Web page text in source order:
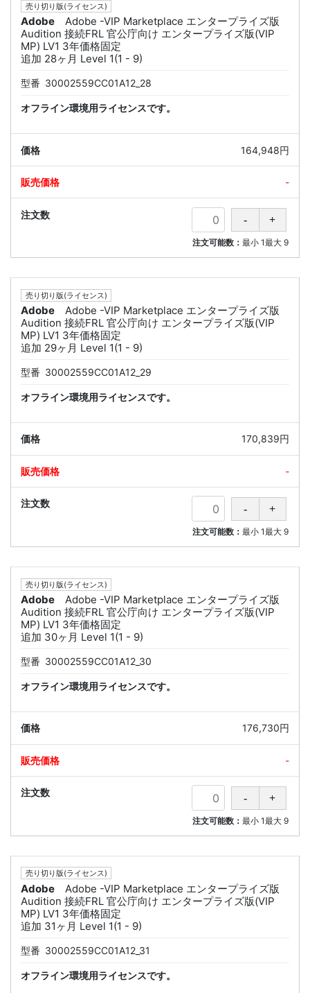
売り切り版(ライセンス)
Adobe
Adobe -VIP Marketplace エンタープライズ版
Audition 接続FRL 官公庁向け エンタープライズ版(VIP
MP) LV1 3年価格固定
追加 28ヶ月 Level 1(1 - 9)
型番 30002559CC01A12_28
オフライン環境用ライセンスです。
164,948円
-
注文可能数：最小 1最大 9
売り切り版(ライセンス)
Adobe
Adobe -VIP Marketplace エンタープライズ版
Audition 接続FRL 官公庁向け エンタープライズ版(VIP
MP) LV1 3年価格固定
追加 29ヶ月 Level 1(1 - 9)
型番 30002559CC01A12_29
オフライン環境用ライセンスです。
170,839円
-
注文可能数：最小 1最大 9
売り切り版(ライセンス)
Adobe
Adobe -VIP Marketplace エンタープライズ版
Audition 接続FRL 官公庁向け エンタープライズ版(VIP
MP) LV1 3年価格固定
追加 30ヶ月 Level 1(1 - 9)
型番 30002559CC01A12_30
オフライン環境用ライセンスです。
176,730円
-
注文可能数：最小 1最大 9
売り切り版(ライセンス)
Adobe
Adobe -VIP Marketplace エンタープライズ版
Audition 接続FRL 官公庁向け エンタープライズ版(VIP
MP) LV1 3年価格固定
追加 31ヶ月 Level 1(1 - 9)
型番 30002559CC01A12_31
オフライン環境用ライセンスです。